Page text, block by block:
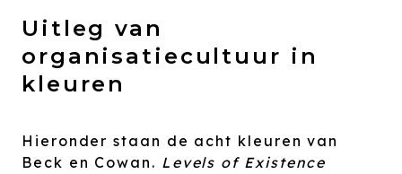
Uitleg van
organisatiecultuur in
kleuren
Hieronder staan de acht kleuren van
Beck en Cowan. Levels of Existence